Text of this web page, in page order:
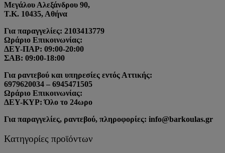
Μεγάλου Αλεξάνδρου 90,
Τ.Κ. 10435, Αθήνα
Για παραγγελίες: 2103413779
Ωράριο Επικοινωνίας:
ΔΕΥ-ΠΑΡ: 09:00-20:00
ΣΑΒ: 09:00-18:00
Για ραντεβού και υπηρεσίες εντός Αττικής:
6979620034 – 6945471505
Ωράριο Επικοινωνίας:
ΔΕΥ-ΚΥΡ: Όλο το 24ωρο
Για παραγγελίες, ραντεβού, πληροφορίες: info@barkoulas.gr
Κατηγορίες προϊόντων